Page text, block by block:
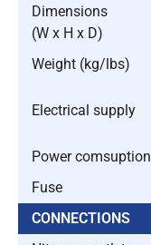
Dimensions
(W x H x D)
Weight (kg/lbs)
Electrical supply
Power comsuption
Fuse
CONNECTIONS